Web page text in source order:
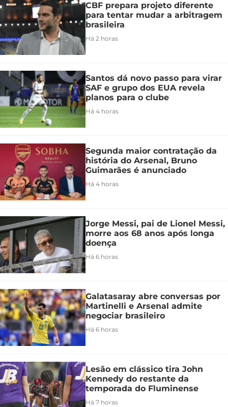
CBF prepara projeto diferente
para tentar mudar a arbitragem
brasileira
Há 2 horas
Santos dá novo passo para virar
SAF e grupo dos EUA revela
planos para o clube
Há 4 horas
Segunda maior contratação da
história do Arsenal, Bruno
Guimarães é anunciado
Há 4 horas
Jorge Messi, pai de Lionel Messi,
morre aos 68 anos após longa
doença
Há 6 horas
Galatasaray abre conversas por
Martinelli e Arsenal admite
negociar brasileiro
Há 6 horas
Lesão em clássico tira John
Kennedy do restante da
temporada do Fluminense
Há 7 horas